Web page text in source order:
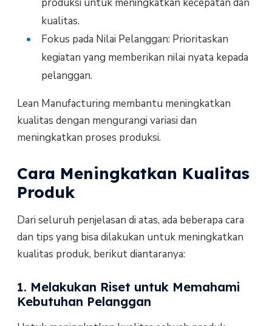
produksi untuk meningkatkan kecepatan dan
kualitas.
Fokus pada Nilai Pelanggan: Prioritaskan
kegiatan yang memberikan nilai nyata kepada
pelanggan.
Lean Manufacturing membantu meningkatkan
kualitas dengan mengurangi variasi dan
meningkatkan proses produksi.
Cara Meningkatkan Kualitas
Produk
Dari seluruh penjelasan di atas, ada beberapa cara
dan tips yang bisa dilakukan untuk meningkatkan
kualitas produk, berikut diantaranya:
1. Melakukan Riset untuk Memahami
Kebutuhan Pelanggan